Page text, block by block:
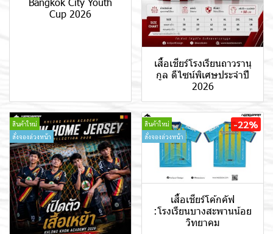
Cup 2026
เสื้อเชียร์โรงเรียนถาวรานุ
กูล ดีไซน์พิเศษประจำปี
2026
สินค้าใหม่
สั่งจองล่วงหน้า
สินค้าใหม่
สั่งจองล่วงหน้า
-22%
เสื้อเชียร์โค้กคัฟ
:โรงเรียนบางสะพานน้อย
วิทยาคม